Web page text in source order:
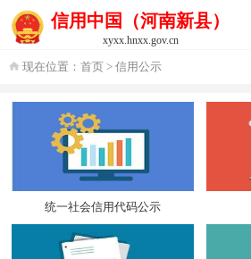
信用中国（河南新县）
xyxx.hnxx.gov.cn
现在位置： 首页 > 信用公示
统一社会信用代码公示